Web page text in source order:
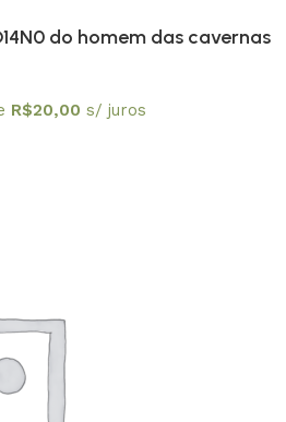
do homem das cavernas
R$20,00 s/ juros